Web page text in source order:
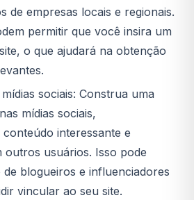
de empresas locais e regionais.
permitir que você insira um
o que ajudará na obtenção
sociais: Construa uma
mídias sociais,
interessante e
outros usuários. Isso pode
blogueiros e influenciadores
vincular ao seu site.